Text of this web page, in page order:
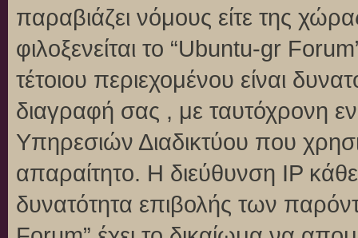
παραβιάζει νόμους είτε της
φιλοξενείται το “Ubuntu-gr
τέτοιου περιεχομένου είναι
διαγραφή σας , με ταυτόχρονη
Υπηρεσιών Διαδικτύου που
απαραίτητο. Η διεύθυνση IP
δυνατότητα επιβολής των